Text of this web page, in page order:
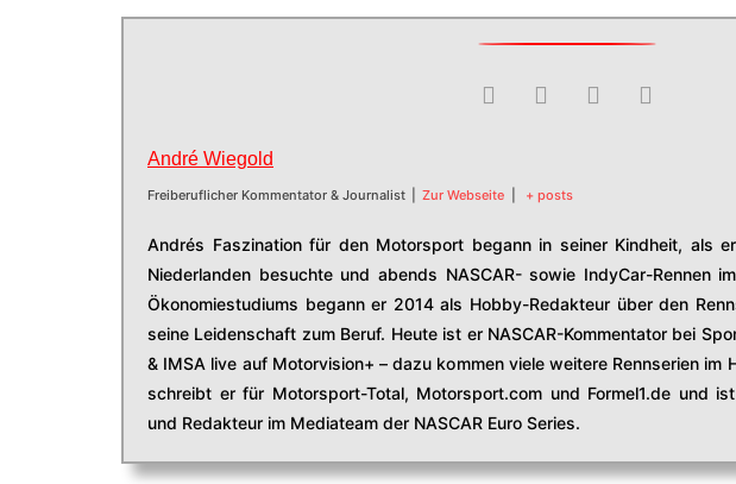
André Wiegold
Freiberuflicher Kommentator & Journalist Zur Webseite + posts
Andrés Faszination für den Motorsport begann in seiner Kindheit, als
Niederlanden besuchte und abends NASCAR- sowie IndyCar-Rennen
Ökonomiestudiums begann er 2014 als Hobby-Redakteur über den
seine Leidenschaft zum Beruf. Heute ist er NASCAR-Kommentator bei
& IMSA live auf Motorvision+ – dazu kommen viele weitere Rennserien im
schreibt er für Motorsport-Total, Motorsport.com und Formel1.de und
und Redakteur im Mediateam der NASCAR Euro Series.